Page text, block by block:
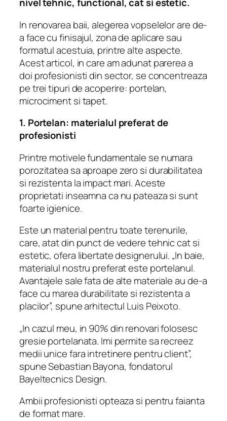
nivel tehnic, functional, cat si estetic.
In renovarea baii, alegerea vopselelor are de-
a face cu finisajul, zona de aplicare sau
formatul acestuia, printre alte aspecte.
Acest articol, in care am adunat parerea a
doi profesionisti din sector, se concentreaza
pe trei tipuri de acoperire: portelan,
microciment si tapet.
1. Portelan: materialul preferat de
profesionisti
Printre motivele fundamentale se numara
porozitatea sa aproape zero si durabilitatea
si rezistenta la impact mari. Aceste
proprietati inseamna ca nu pateaza si sunt
foarte igienice.
Este un material pentru toate terenurile,
care, atat din punct de vedere tehnic cat si
estetic, ofera libertate designerului. „In baie,
materialul nostru preferat este portelanul.
Avantajele sale fata de alte materiale au de-a
face cu marea durabilitate si rezistenta a
placilor”, spune arhitectul Luis Peixoto.
„In cazul meu, in 90% din renovari folosesc
gresie portelanata. Imi permite sa recreez
medii unice fara intretinere pentru client”,
spune Sebastian Bayona, fondatorul
Bayeltecnics Design.
Ambii profesionisti opteaza si pentru faianta
de format mare.